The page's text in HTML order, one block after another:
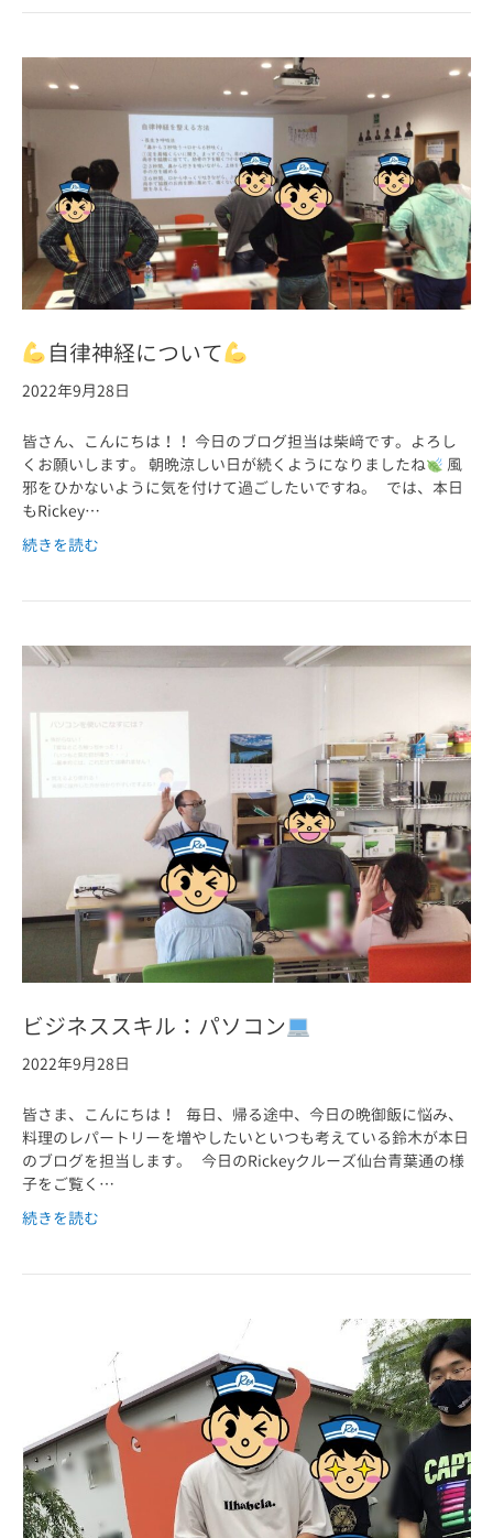
自律神経について
2022年9月28日
皆さん、こんにちは！！ 今日のブログ担当は柴﨑です。よろし
くお願いします。 朝晩涼しい日が続くようになりましたね
風
邪をひかないように気を付けて過ごしたいですね。 では、本日
もRickey…
続きを読む
ビジネススキル：パソコン
2022年9月28日
皆さま、こんにちは！ 毎日、帰る途中、今日の晩御飯に悩み、
料理のレパートリーを増やしたいといつも考えている鈴木が本日
のブログを担当します。 今日のRickeyクルーズ仙台青葉通の様
子をご覧く…
続きを読む